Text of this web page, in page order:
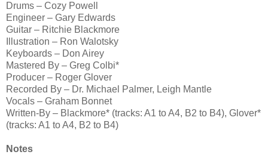
Drums – Cozy Powell
Engineer – Gary Edwards
Guitar – Ritchie Blackmore
Illustration – Ron Walotsky
Keyboards – Don Airey
Mastered By – Greg Colbi*
Producer – Roger Glover
Recorded By – Dr. Michael Palmer, Leigh Mantle
Vocals – Graham Bonnet
Written-By – Blackmore* (tracks: A1 to A4, B2 to B4), Glover*
(tracks: A1 to A4, B2 to B4)
Notes